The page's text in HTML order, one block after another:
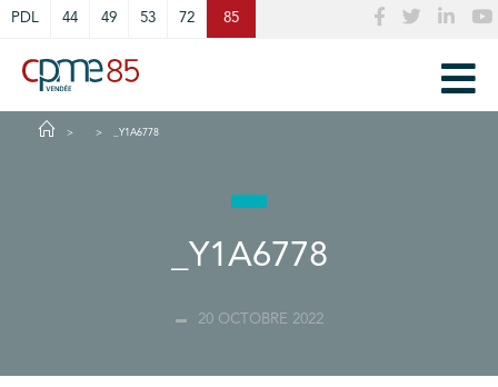
PDL 44 49 53 72 85
_Y1A6778
_Y1A6778
20 OCTOBRE 2022
Cookies management panel